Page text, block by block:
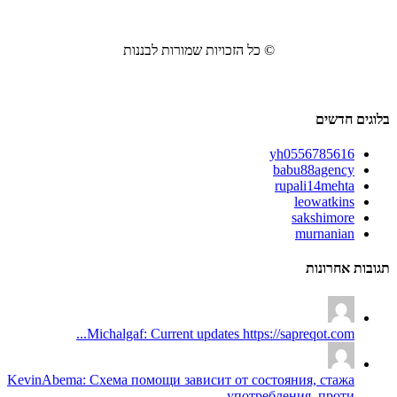
© כל הזכויות שמורות לבננות
בלוגים חדשים
yh0556785616
babu88agency
rupali14mehta
leowatkins
sakshimore
murnanian
תגובות אחרונות
Michalgaf: Current updates https://sapreqot.com...
KevinAbema: Схема помощи зависит от состояния, стажа